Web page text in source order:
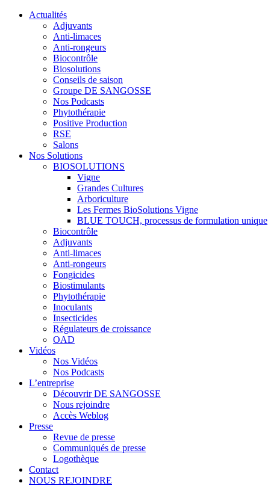
Actualités
Adjuvants
Anti-limaces
Anti-rongeurs
Biocontrôle
Biosolutions
Conseils de saison
Groupe DE SANGOSSE
Nos Podcasts
Phytothérapie
Positive Production
RSE
Salons
Nos Solutions
BIOSOLUTIONS
Vigne
Grandes Cultures
Arboriculture
Les Fermes BioSolutions Vigne
BLUE TOUCH, processus de formulation unique
Biocontrôle
Adjuvants
Anti-limaces
Anti-rongeurs
Fongicides
Biostimulants
Phytothérapie
Inoculants
Insecticides
Régulateurs de croissance
OAD
Vidéos
Nos Vidéos
Nos Podcasts
L’entreprise
Découvrir DE SANGOSSE
Nous rejoindre
Accès Weblog
Presse
Revue de presse
Communiqués de presse
Logothèque
Contact
NOUS REJOINDRE